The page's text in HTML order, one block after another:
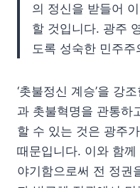
의 정신을 받들어
할 것입니다. 광주
도록 성숙한 민주
‘촛불정신 계승’을 강
과 촛불혁명을 관통하
할 수 있는 것은 광주
때문입니다. 이와 함께
야기함으로써 전 정권